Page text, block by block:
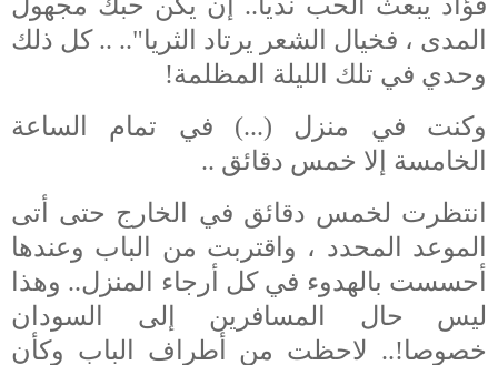
المدى ، فخيال الشعر يرتاد الثريا".. .. كل ذلك
وحدي في تلك الليلة المظلمة!
وكنت في منزل (...) في تمام الساعة
الخامسة إلا خمس دقائق ..
انتظرت لخمس دقائق في الخارج حتى أتى
الموعد المحدد ، واقتربت من الباب وعندها
أحسست بالهدوء في كل أرجاء المنزل.. وهذا
ليس حال المسافرين إلى السودان
خصوصا!.. لاحظت من أطراف الباب وكأن